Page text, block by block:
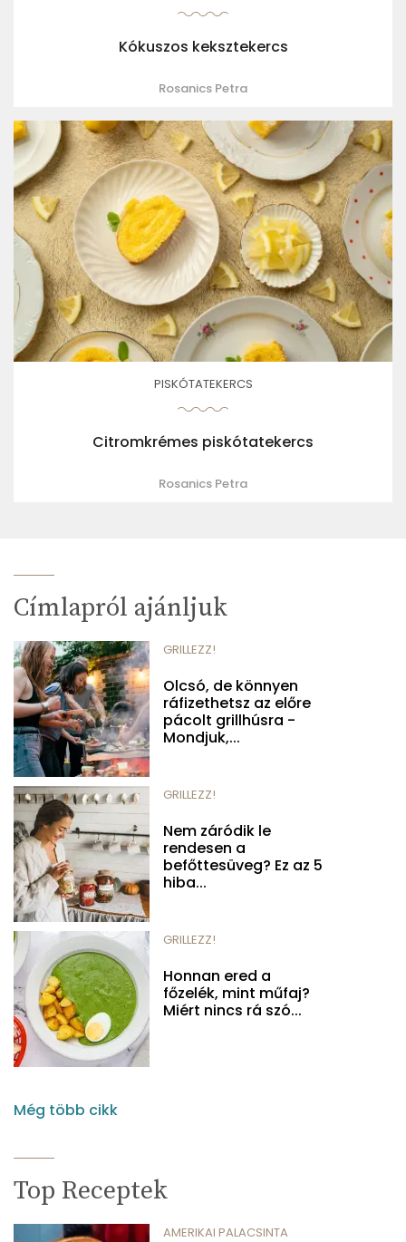
Kókuszos keksztekercs
Rosanics Petra
PISKÓTATEKERCS
Citromkrémes piskótatekercs
Rosanics Petra
Címlapról ajánljuk
GRILLEZZ!
Olcsó, de könnyen
ráfizethetsz az előre
pácolt grillhúsra -
Mondjuk,...
GRILLEZZ!
Nem záródik le
rendesen a
befőttesüveg? Ez az 5
hiba...
GRILLEZZ!
Honnan ered a
főzelék, mint műfaj?
Miért nincs rá szó...
Még több cikk
Top Receptek
AMERIKAI PALACSINTA